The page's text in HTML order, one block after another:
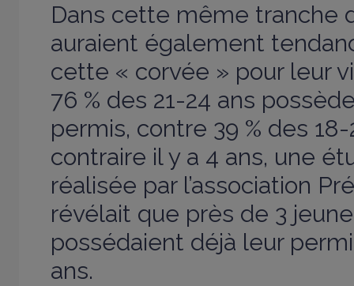
Dans cette même tranche
auraient également
cette « corvée » pour leur
76 % des 21-24 ans
permis, contre 39 % des
contraire il y a 4 ans, une
réalisée par l’association
révélait que près de 3
possédaient déjà leur
ans.